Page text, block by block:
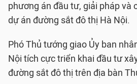
phương án đầu tư, giải pháp và
dự án đường sắt đô thị Hà Nội.
Phó Thủ tướng giao Ủy ban
Nội tích cực triển khai đầu tư
đường sắt đô thị trên địa bàn